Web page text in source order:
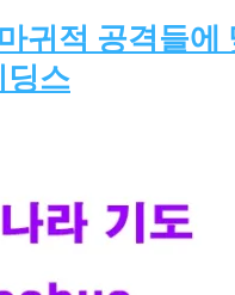
귀적 공격들에
딩스